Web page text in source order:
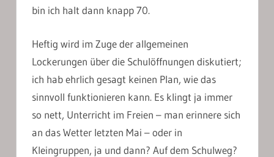
bin ich halt dann knapp 70.
Heftig wird im Zuge der allgemeinen
Lockerungen über die Schulöffnungen diskutiert;
ich hab ehrlich gesagt keinen Plan, wie das
sinnvoll funktionieren kann. Es klingt ja immer
so nett, Unterricht im Freien – man erinnere sich
an das Wetter letzten Mai – oder in
Kleingruppen, ja und dann? Auf dem Schulweg?